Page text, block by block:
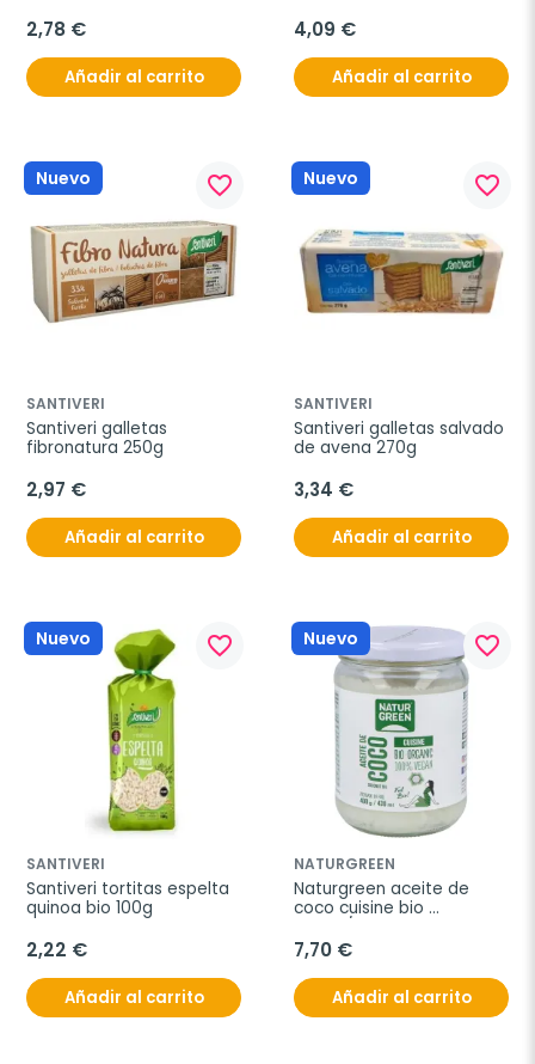
2,78 €
Añadir al carrito
4,09 €
Añadir al carrito
Nuevo favorite_border
SANTIVERI
Santiveri galletas
fibronatura 250g
2,97 €
Añadir al carrito
Nuevo favorite_border
SANTIVERI
Santiveri galletas salvado
de avena 270g
3,34 €
Añadir al carrito
Nuevo favorite_border
SANTIVERI
Santiveri tortitas espelta
quinoa bio 100g
2,22 €
Añadir al carrito
Nuevo favorite_border
NATURGREEN
Naturgreen aceite de
coco cuisine bio
7,70 €
Añadir al carrito